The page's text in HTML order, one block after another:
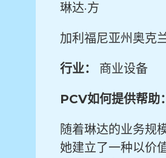
琳达·方
加利福尼亚州奥克
行业： 商业设备
PCV如何提供帮助：
随着琳达的业务规
她建立了一种以价